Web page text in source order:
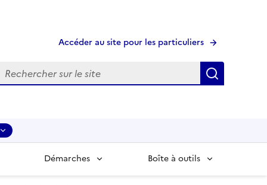
Accéder au site pour les particuliers
Démarches Boîte à outils